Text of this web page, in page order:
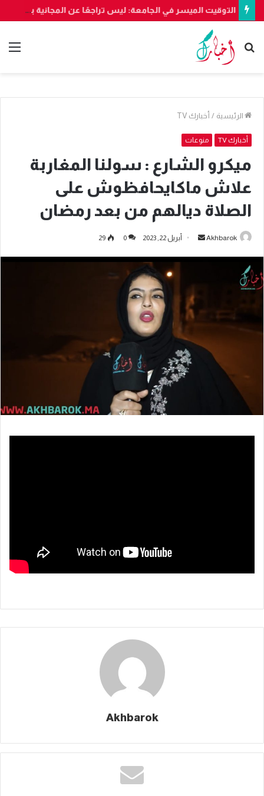
الشرطة القضائية تفتح تحقيقاً في ادعاءات مضللة حول “فتح الحدود” بسبتة
بحث
عن
الرئيسية / أخبارك TV
أخبارك TV منوعات
ميكرو الشارع : سولنا المغاربة
علاش ماكايحافظوش على
الصلاة ديالهم من بعد رمضان
Akhbarok
أرسل
أبريل 22, 2023 0
29
Akhbarok